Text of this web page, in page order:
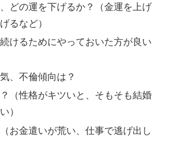
どの運を下げるか？（金運を上げ
るなど）
けるためにやっておいた方が良い
、不倫傾向は？
（性格がキツいと、そもそも結婚
）
お金遣いが荒い、仕事で逃げ出し